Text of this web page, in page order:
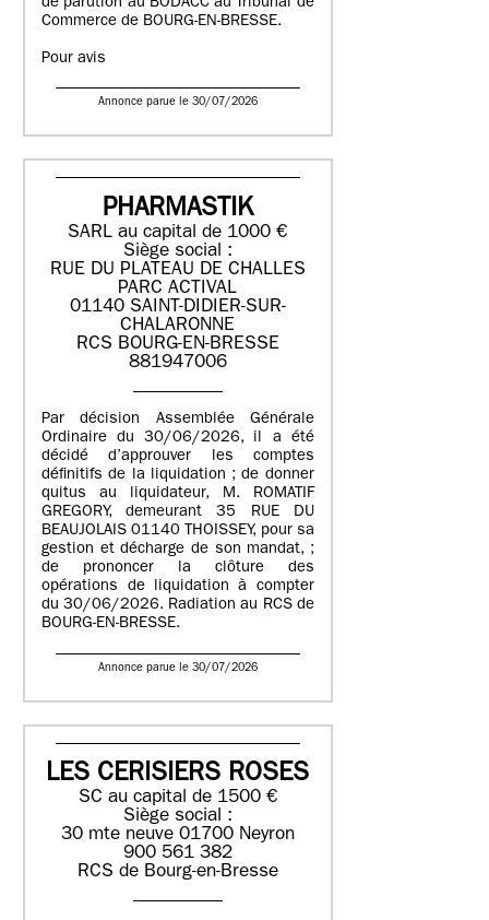
de parution au BODACC au Tribunal de
Commerce de BOURG-EN-BRESSE.
Pour avis
Annonce parue le 30/07/2026
PHARMASTIK
SARL au capital de 1000 €
Siège social :
RUE DU PLATEAU DE CHALLES
PARC ACTIVAL
01140 SAINT-DIDIER-SUR-
CHALARONNE
RCS BOURG-EN-BRESSE
881947006
Par décision Assemblée Générale
Ordinaire du 30/06/2026, il a été
décidé d’approuver les comptes
définitifs de la liquidation ; de donner
quitus au liquidateur, M. ROMATIF
GREGORY, demeurant 35 RUE DU
BEAUJOLAIS 01140 THOISSEY, pour sa
gestion et décharge de son mandat, ;
de prononcer la clôture des
opérations de liquidation à compter
du 30/06/2026. Radiation au RCS de
BOURG-EN-BRESSE.
Annonce parue le 30/07/2026
LES CERISIERS ROSES
SC au capital de 1500 €
Siège social :
30 mte neuve 01700 Neyron
900 561 382
RCS de Bourg-en-Bresse